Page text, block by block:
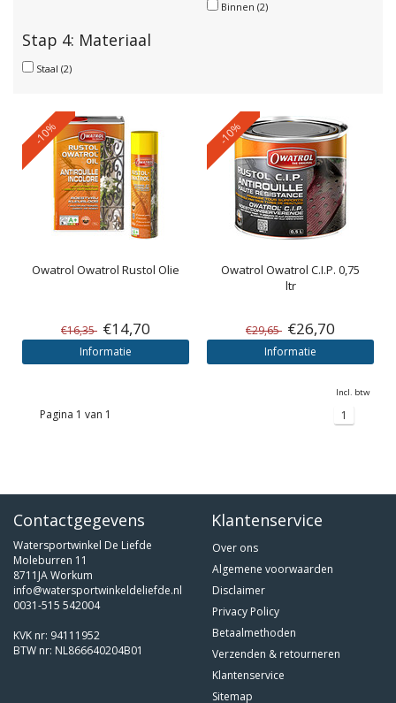
Binnen (2)
Stap 4: Materiaal
Staal (2)
-10%
Owatrol Owatrol Rustol Olie
€16,35 €14,70
Informatie
-10%
Owatrol Owatrol C.I.P. 0,75
ltr
€29,65 €26,70
Informatie
Incl. btw
Pagina 1 van 1 1
Contactgegevens
Watersportwinkel De Liefde
Moleburren 11
8711JA Workum
info@watersportwinkeldeliefde.nl
0031-515 542004
KVK nr: 94111952
BTW nr: NL866640204B01
Klantenservice
Over ons
Algemene voorwaarden
Disclaimer
Privacy Policy
Betaalmethoden
Verzenden & retourneren
Klantenservice
Sitemap